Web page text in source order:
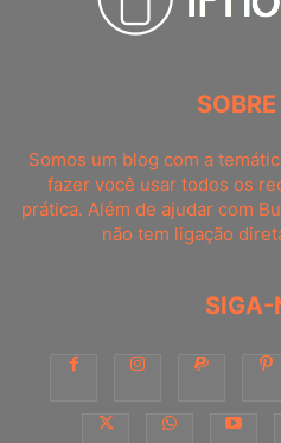
Somos um blog com a
fazer você usar todos os
prática. Além de ajudar com
não tem ligação
SIGA-